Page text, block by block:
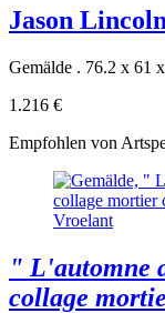
Jason
Gemälde . 76.2 x 61
1.216 €
Empfohlen von
" L'automne
collage